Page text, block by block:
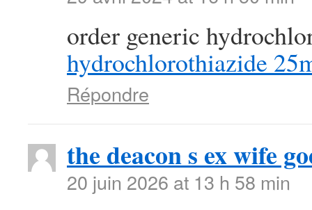
order generic
hydrochlorothiazide
Répondre
the deacon s ex wife
20 juin 2026 at 13 h 58 min